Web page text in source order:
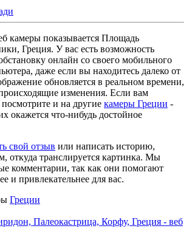
камеры показывается Площадь
Греция. У вас есть возможность
онлайн со своего мобильного
даже если вы находитесь далеко от
обновляется в реальном времени,
изменения. Если вам
и на другие камеры Греции -
окажется что-нибудь достойное
свой отзыв или написать историю,
откуда транслируется картинка. Мы
комментарии, так как они помогают
и привлекательнее для вас.
Греции